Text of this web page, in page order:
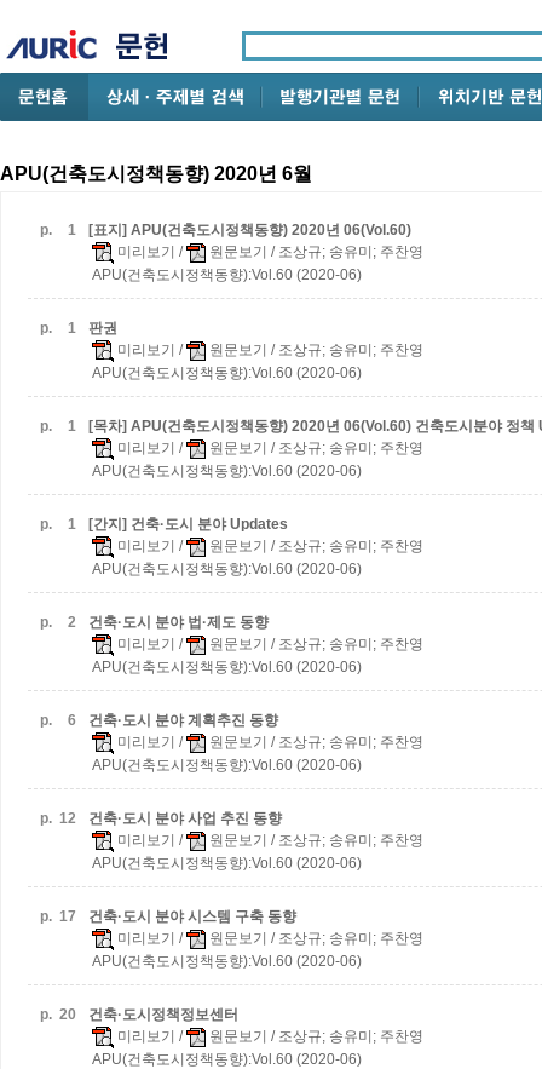
APU(건축도시정책동향) 2020년 6월
p. 1
[표지] APU(건축도시정책동향) 2020년 06(Vol.60)
미리보기 / 원문보기 / 조상규; 송유미; 주찬영
APU(건축도시정책동향):Vol.60 (2020-06)
p. 1
판권
미리보기 / 원문보기 / 조상규; 송유미; 주찬영
APU(건축도시정책동향):Vol.60 (2020-06)
p. 1 [목차] APU(건축도시정책동향) 2020년 06(Vol.60) 건축도시분야 정책
미리보기 / 원문보기 / 조상규; 송유미; 주찬영
APU(건축도시정책동향):Vol.60 (2020-06)
p. 1
[간지] 건축·도시 분야 Updates
미리보기 / 원문보기 / 조상규; 송유미; 주찬영
APU(건축도시정책동향):Vol.60 (2020-06)
p. 2
건축·도시 분야 법·제도 동향
미리보기 / 원문보기 / 조상규; 송유미; 주찬영
APU(건축도시정책동향):Vol.60 (2020-06)
p. 6
건축·도시 분야 계획추진 동향
미리보기 / 원문보기 / 조상규; 송유미; 주찬영
APU(건축도시정책동향):Vol.60 (2020-06)
p. 12
건축·도시 분야 사업 추진 동향
미리보기 / 원문보기 / 조상규; 송유미; 주찬영
APU(건축도시정책동향):Vol.60 (2020-06)
p. 17
건축·도시 분야 시스템 구축 동향
미리보기 / 원문보기 / 조상규; 송유미; 주찬영
APU(건축도시정책동향):Vol.60 (2020-06)
p. 20
건축·도시정책정보센터
미리보기 / 원문보기 / 조상규; 송유미; 주찬영
APU(건축도시정책동향):Vol.60 (2020-06)